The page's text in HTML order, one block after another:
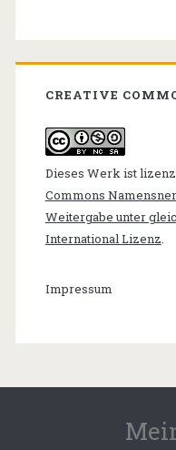
CREATIVE
Dieses Werk ist
Commons
Weitergabe unter
International Lizenz.
Impressum